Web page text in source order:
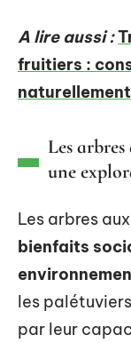
A lire aussi :
fruitiers :
naturellement
Les
une
Les arbres
bienfaits
les
par leur